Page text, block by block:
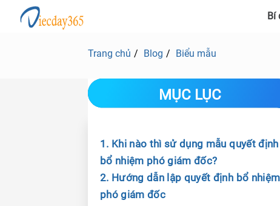
Bí
Trang chủ Blog Biểu mẫu
MỤC LỤC
1. Khi nào thì sử dụng mẫu quyết định
bổ nhiệm phó giám đốc?
2. Hướng dẫn lập quyết định bổ nhiệm
phó giám đốc